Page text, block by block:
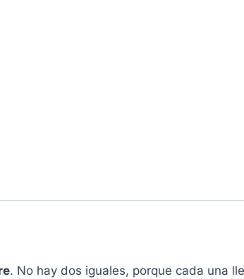
. No hay dos iguales, porque cada una